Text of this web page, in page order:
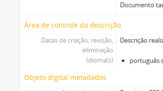
Documento
Área de controle da descrição
Datas de criação, revisão,
eliminação
Descrição
Idioma(s) português
Objeto digital metadados